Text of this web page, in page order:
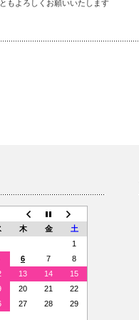
もよろしくお願いいたします
木 金
土
1
6 7
8
13 14
15
20 21
22
27 28
29